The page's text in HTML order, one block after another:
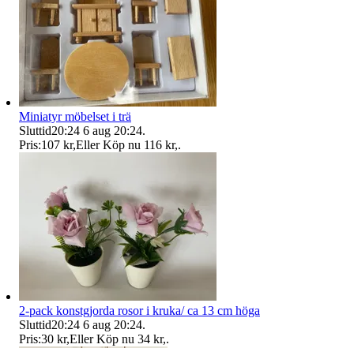
Miniatyr möbelset i trä
Sluttid20:24 6 aug 20:24.
Pris:107 kr,Eller Köp nu 116 kr,.
2-pack konstgjorda rosor i kruka/ ca 13 cm höga
Sluttid20:24 6 aug 20:24.
Pris:30 kr,Eller Köp nu 34 kr,.